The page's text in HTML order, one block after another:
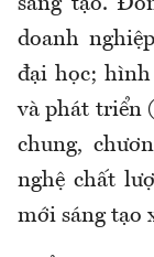
sáng tạo.
doanh
đại học;
và phát triển
chung,
nghệ chất
mới sáng tạo